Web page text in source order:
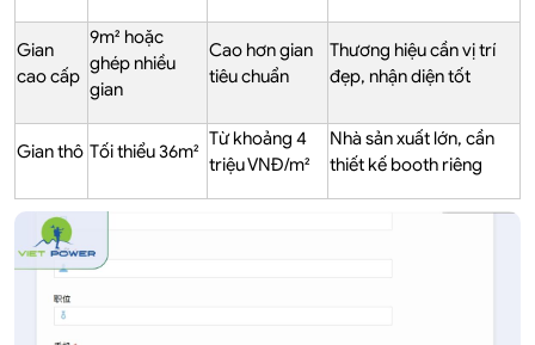
Gian
cao cấp
9m² hoặc
ghép nhiều
gian
Cao hơn gian
tiêu chuẩn
Thương hiệu cần vị trí
đẹp, nhận diện tốt
Gian thô Tối thiểu 36m²
Từ khoảng 4
triệu VNĐ/m²
Nhà sản xuất lớn, cần
thiết kế booth riêng